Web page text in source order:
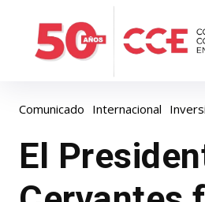
Comunicado Internacional
El